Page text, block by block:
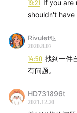
拿到一个问题
2. 可以试着回
到底是什么）
当我们在问我
当你等着去一
找答案的时候
19:21 If you are
shouldn't have
Rivulet钰
2020.8.07
14:50 找到一件
有问题。
HD731896t
2021.12.20